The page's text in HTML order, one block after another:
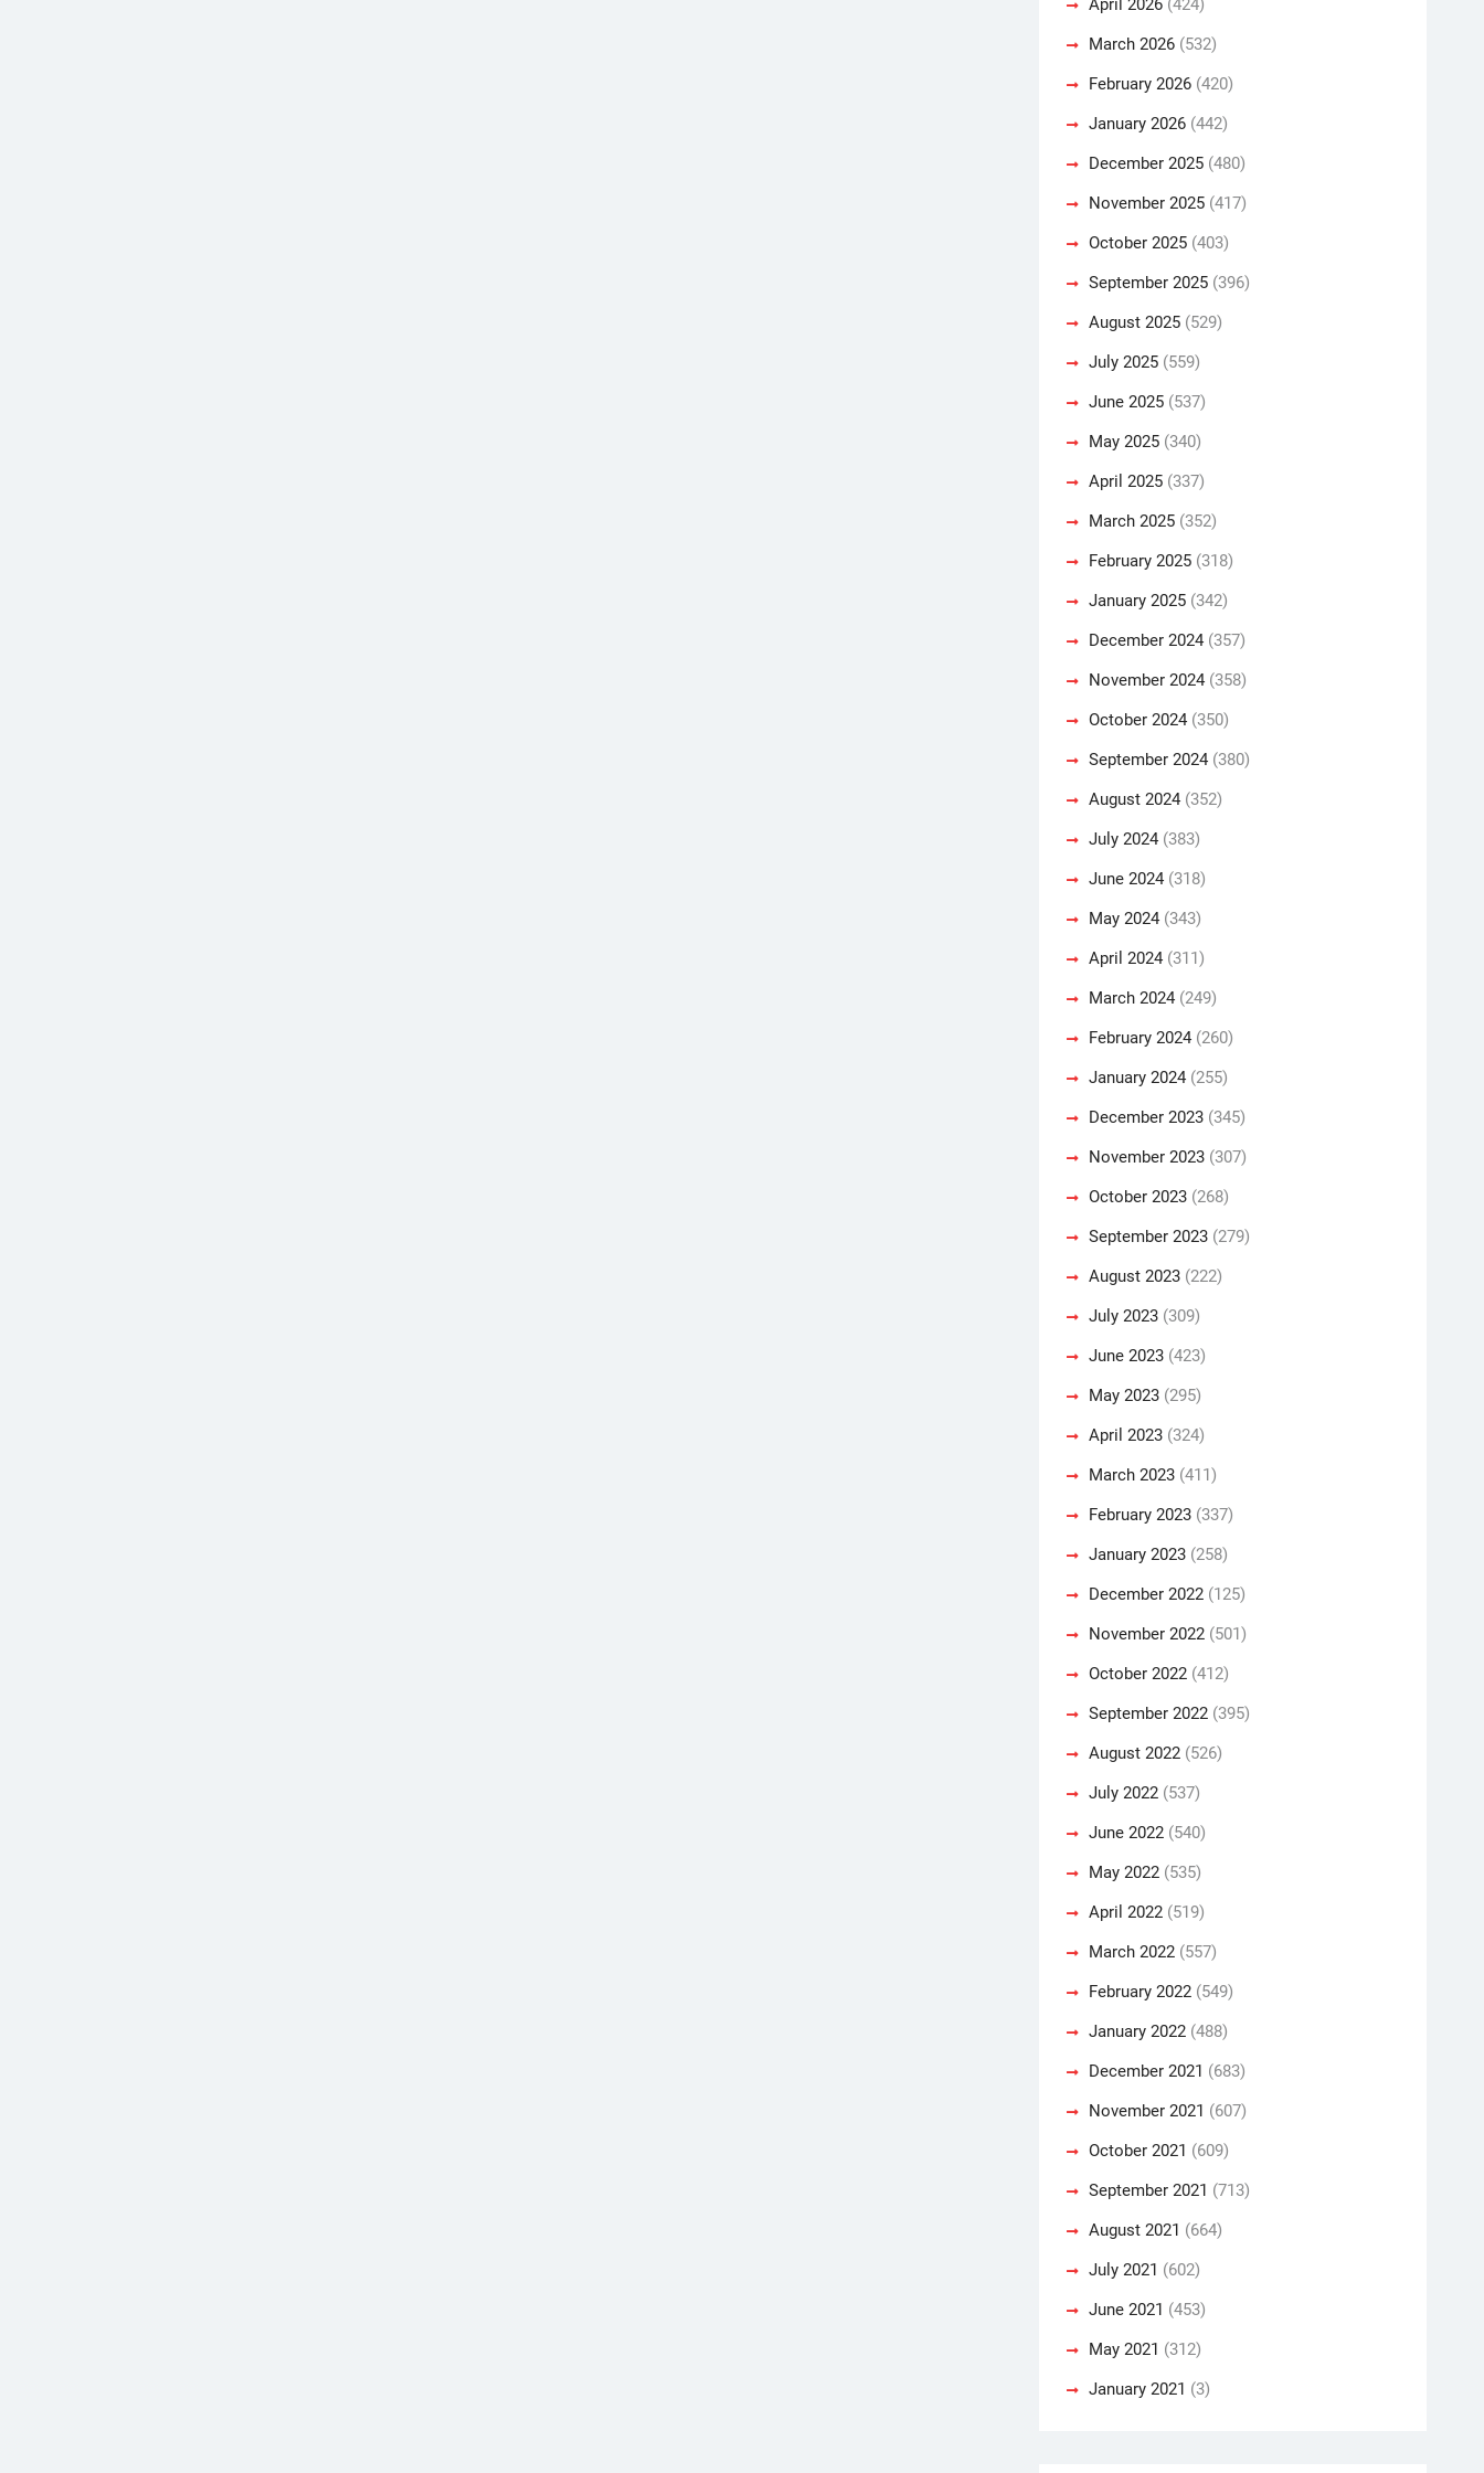
April 2026 (424)
March 2026 (532)
February 2026 (420)
January 2026 (442)
December 2025 (480)
November 2025 (417)
October 2025 (403)
September 2025 (396)
August 2025 (529)
July 2025 (559)
June 2025 (537)
May 2025 (340)
April 2025 (337)
March 2025 (352)
February 2025 (318)
January 2025 (342)
December 2024 (357)
November 2024 (358)
October 2024 (350)
September 2024 (380)
August 2024 (352)
July 2024 (383)
June 2024 (318)
May 2024 (343)
April 2024 (311)
March 2024 (249)
February 2024 (260)
January 2024 (255)
December 2023 (345)
November 2023 (307)
October 2023 (268)
September 2023 (279)
August 2023 (222)
July 2023 (309)
June 2023 (423)
May 2023 (295)
April 2023 (324)
March 2023 (411)
February 2023 (337)
January 2023 (258)
December 2022 (125)
November 2022 (501)
October 2022 (412)
September 2022 (395)
August 2022 (526)
July 2022 (537)
June 2022 (540)
May 2022 (535)
April 2022 (519)
March 2022 (557)
February 2022 (549)
January 2022 (488)
December 2021 (683)
November 2021 (607)
October 2021 (609)
September 2021 (713)
August 2021 (664)
July 2021 (602)
June 2021 (453)
May 2021 (312)
January 2021 (3)